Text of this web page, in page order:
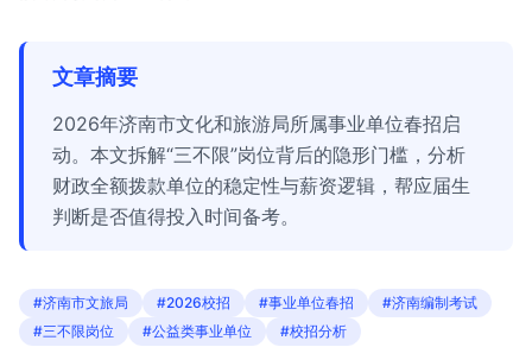
文章摘要
2026年济南市文化和旅游局所属事业单位春招启
动。本文拆解“三不限”岗位背后的隐形门槛，分析
财政全额拨款单位的稳定性与薪资逻辑，帮应届生
判断是否值得投入时间备考。
#济南市文旅局 #2026校招 #事业单位春招
#济南编制考试
#三不限岗位
#公益类事业单位 #校招分析